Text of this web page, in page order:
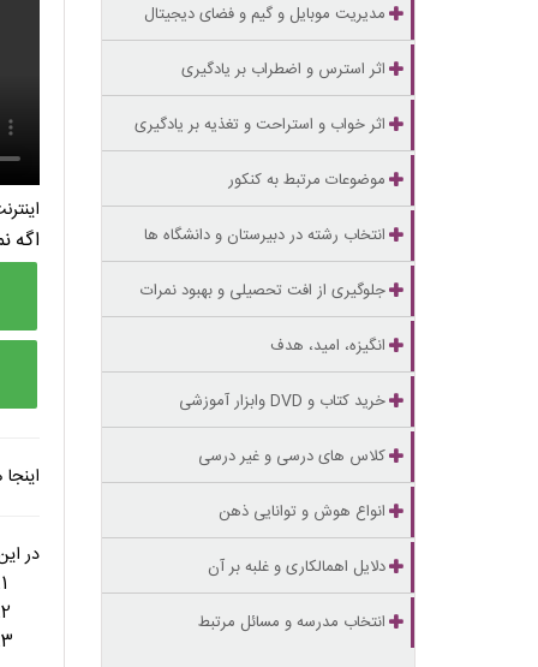
اگه
. . .
در
مدیریت موبایل و گیم و فضای دیجیتال
اثر استرس و اضطراب بر یادگیری
اثر خواب و استراحت و تغذیه بر یادگیری
موضوعات مرتبط به کنکور
انتخاب رشته در دبیرستان و دانشگاه ها
جلوگیری از افت تحصیلی و بهبود نمرات
انگیزه، امید، هدف
خرید کتاب و DVD وابزار آموزشی
کلاس های درسی و غیر درسی
انواع هوش و توانایی ذهن
دلایل اهمالکاری و غلبه بر آن
انتخاب مدرسه و مسائل مرتبط